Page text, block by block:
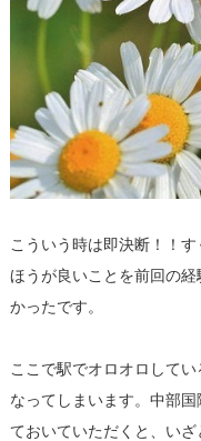
こういう時は即決断！！
ほうが良いことを前回の
かったです。
ここで駅でオロオロして
なってしまいます。中部
ておいていただくと、い